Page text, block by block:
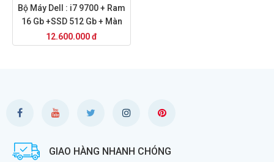
Bộ Máy Dell : i7 9700 + Ram
16 Gb +SSD 512 Gb + Màn
Hình 24
12.600.000 đ
GIAO HÀNG NHANH CHÓNG